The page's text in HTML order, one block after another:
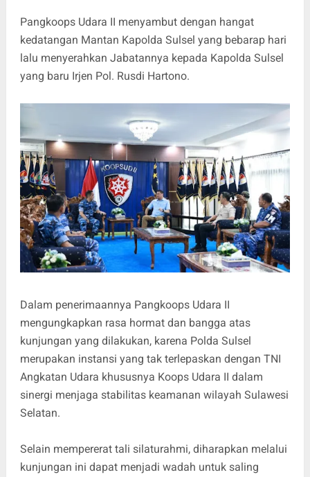
Pangkoops Udara II menyambut dengan hangat
kedatangan Mantan Kapolda Sulsel yang bebarap hari
lalu menyerahkan Jabatannya kepada Kapolda Sulsel
yang baru Irjen Pol. Rusdi Hartono.
Dalam penerimaannya Pangkoops Udara II
mengungkapkan rasa hormat dan bangga atas
kunjungan yang dilakukan, karena Polda Sulsel
merupakan instansi yang tak terlepaskan dengan TNI
Angkatan Udara khususnya Koops Udara II dalam
sinergi menjaga stabilitas keamanan wilayah Sulawesi
Selatan.
Selain mempererat tali silaturahmi, diharapkan melalui
kunjungan ini dapat menjadi wadah untuk saling